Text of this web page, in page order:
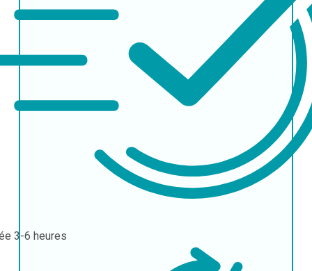
3-6 heures